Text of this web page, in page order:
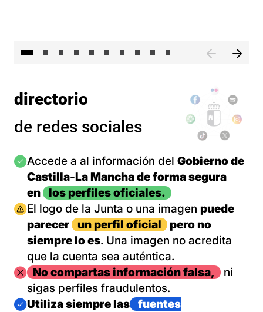
directorio
de redes sociales
Imagen
Accede a al información del Gobierno de
Castilla-La Mancha de forma segura
en
los perfiles oficiales.
Imagen
El logo de la Junta o una imagen puede
parecer
un perfil oficial
pero no
siempre lo es. Una imagen no acredita
que la cuenta sea auténtica.
ImagenNo compartas información falsa,
ni
sigas perfiles fraudulentos.
Imagen
Utiliza siempre las
fuentes